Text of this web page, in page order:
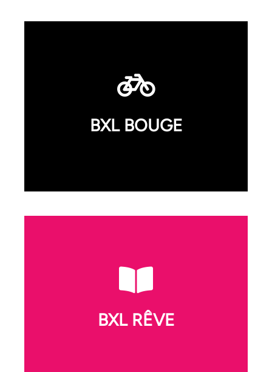
BXL BOUGE
(1000), Broebel’Air Vitavovélo (1040),
BXL RÊVE